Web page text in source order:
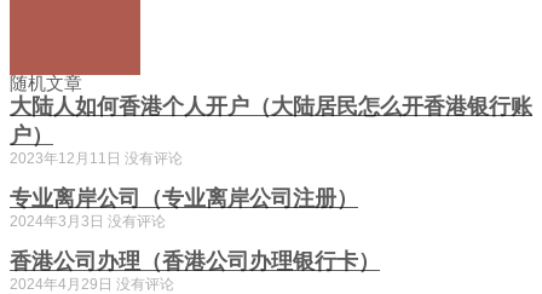
随机文章
大陆人如何香港个人开户（大陆居民怎么开香港银行账
户）
2023年12月11日 没有评论
专业离岸公司（专业离岸公司注册）
2024年3月3日 没有评论
香港公司办理（香港公司办理银行卡）
2024年4月29日 没有评论